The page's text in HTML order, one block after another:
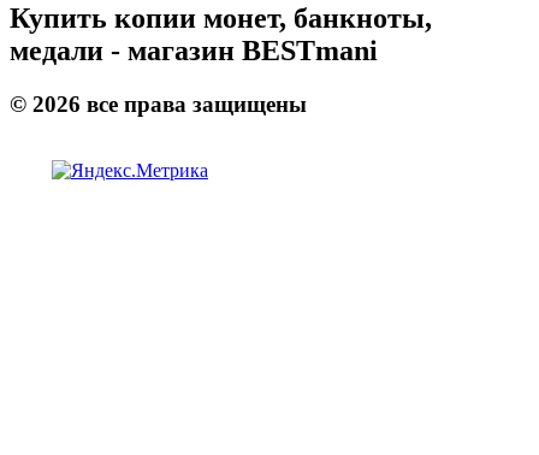
Купить копии монет, банкноты,
медали - магазин BESTmani
© 2026 все права защищены